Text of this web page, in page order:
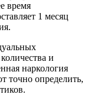
время
1 месяц
и
наркология
точно определить,